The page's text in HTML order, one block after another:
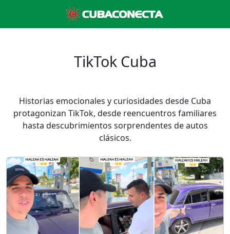
TikTok Cuba
Historias emocionales y curiosidades desde Cuba
protagonizan TikTok, desde reencuentros familiares
hasta descubrimientos sorprendentes de autos
clásicos.